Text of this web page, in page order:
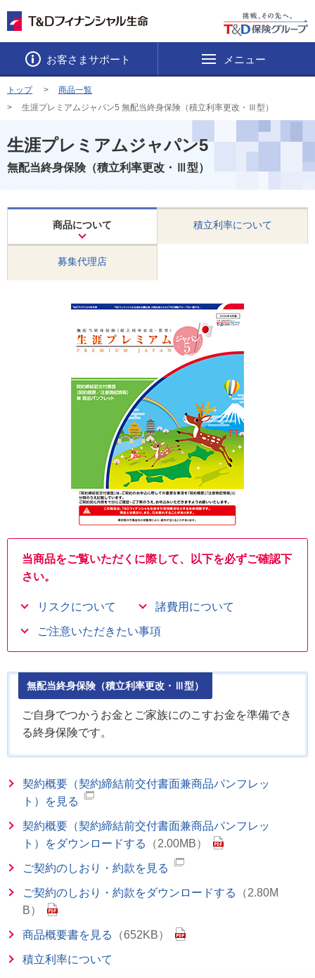
お客さまサポート メニュー
トップ
商品一覧
生涯プレミアムジャパン5 無配当終身保険（積立利率更改・Ⅲ型）
生涯プレミアムジャパン5
無配当終身保険（積立利率更改・Ⅲ型）
商品について 積立利率について
募集代理店
当商品をご覧いただくに際して、以下を必ずご確認下
さい。
リスクについて 諸費用について
ご注意いただきたい事項
無配当終身保険（積立利率更改・Ⅲ型）
ご自身でつかうお金とご家族にのこすお金を準備でき
る終身保険です。
契約概要（契約締結前交付書面兼商品パンフレッ
ト）を見る
契約概要（契約締結前交付書面兼商品パンフレッ
ト）をダウンロードする
（2.00MB）
ご契約のしおり・約款を見る
ご契約のしおり・約款をダウンロードする
（2.80M
B）
商品概要書を見る （652KB）
積立利率について